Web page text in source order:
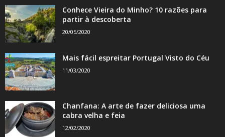
Conhece Vieira do Minho? 10 razões para
partir à descoberta
20/05/2020
Mais fácil espreitar Portugal Visto do Céu
11/03/2020
Chanfana: A arte de fazer deliciosa uma
cabra velha e feia
12/02/2020